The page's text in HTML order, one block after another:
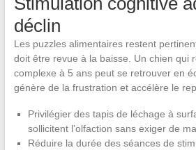
déclin
Les puzzles alimentaires restent
doit être revue à la baisse. Un chien qui
complexe à 5 ans peut se retrouver en
génère de la frustration et accélère le
Privilégier des tapis de léchage à
sollicitent l’olfaction sans exiger de
Réduire la durée des séances de